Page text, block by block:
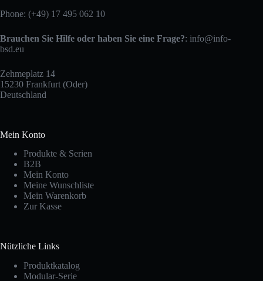
Phone: (+49) 17 495 062 10
Brauchen Sie Hilfe oder haben Sie eine Frage?: info@info-
bsd.eu
Zehmeplatz 14
15230 Frankfurt (Oder)
Deutschland
Mein Konto
Produkte & Serien
B2B
Mein Konto
Meine Wunschliste
Mein Warenkorb
Zur Kasse
Nützliche Links
Produktkatalog
Modular-Serie